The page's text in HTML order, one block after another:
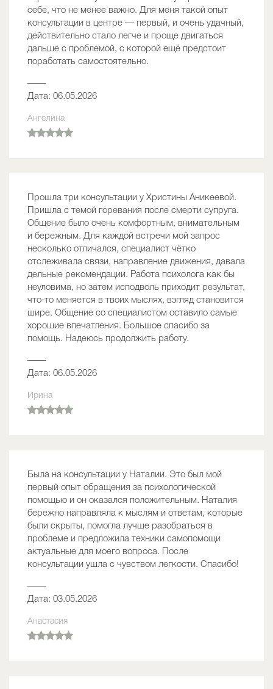
себе, что не менее важно. Для меня такой опыт
консультации в центре — первый, и очень удачный,
действительно стало легче и проще двигаться
дальше с проблемой, с которой ещё предстоит
поработать самостоятельно.
——
Дата: 06.05.2026
Ангелина
Прошла три консультации у Христины Аникеевой.
Пришла с темой горевания после смерти супруга.
Общение было очень комфортным, внимательным
и бережным. Для каждой встречи мой запрос
несколько отличался, специалист чётко
отслеживала связи, направление движения, давала
дельные рекомендации. Работа психолога как бы
неуловима, но затем исподволь приходит результат,
что-то меняется в твоих мыслях, взгляд становится
шире. Общение со специалистом оставило самые
хорошие впечатления. Большое спасибо за
помощь. Надеюсь продолжить работу.
——
Дата: 06.05.2026
Ирина
Была на консультации у Наталии. Это был мой
первый опыт обращения за психологической
помощью и он оказался положительным. Наталия
бережно направляла к мыслям и ответам, которые
были скрыты, помогла лучше разобраться в
проблеме и предложила техники самопомощи
актуальные для моего вопроса. После
консультации ушла с чувством легкости. Спасибо!
——
Дата: 03.05.2026
Анастасия